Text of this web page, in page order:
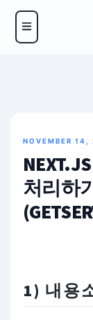
NOVEMBER 14,
처리하
1) 내용